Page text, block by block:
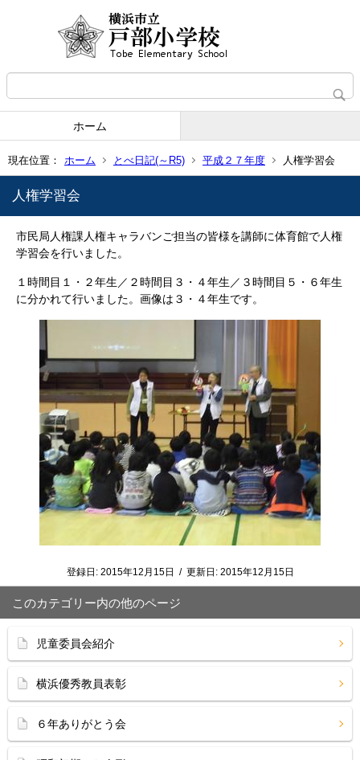
ホーム
現在位置： ホーム とべ日記(～R5) 平成２７年度 人権学習会
人権学習会
市民局人権課人権キャラバンご担当の皆様を講師に体育館で人権
学習会を行いました。
１時間目１・２年生／２時間目３・４年生／３時間目５・６年生
に分かれて行いました。画像は３・４年生です。
登録日: 2015年12月15日 / 更新日: 2015年12月15日
このカテゴリー内の他のページ
児童委員会紹介
横浜優秀教員表彰
６年ありがとう会